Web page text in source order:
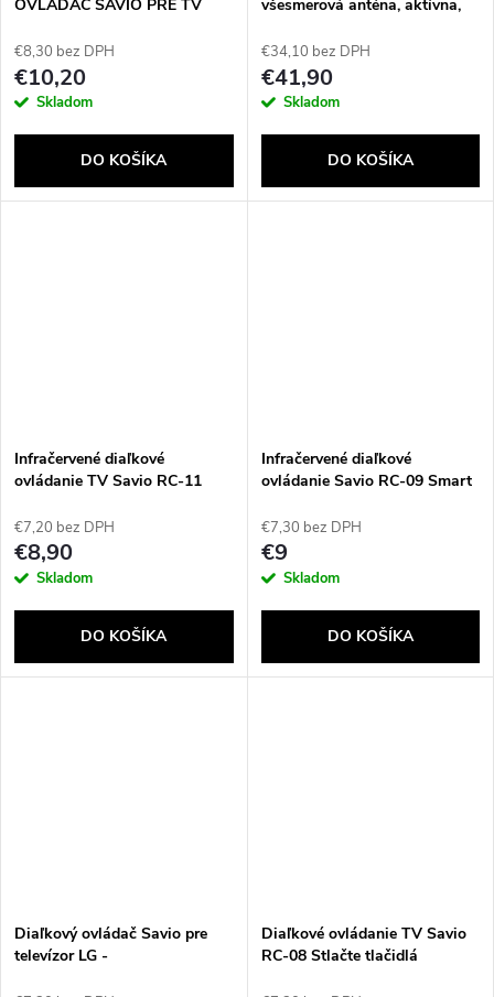
OVLÁDAČ SAVIO PRE TV
€8,30 bez DPH
€10,20
Skladom
DO KOŠÍKA
všesmerová anténa, aktívna,
upevnenie kábla, MCTV-104
€34,10 bez DPH
€41,90
Skladom
DO KOŠÍKA
Infračervené diaľkové
ovládanie TV Savio RC-11
€7,20 bez DPH
€8,90
Skladom
DO KOŠÍKA
Infračervené diaľkové
ovládanie Savio RC-09 Smart
€7,30 bez DPH
€9
Skladom
DO KOŠÍKA
Diaľkový ovládač Savio pre
televízor LG -
Diaľkové ovládanie TV Savio
RC-08 Stlačte tlačidlá
Powered by chaterimo